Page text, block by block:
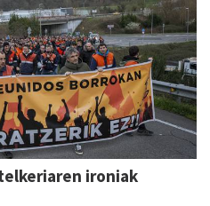
ironiak